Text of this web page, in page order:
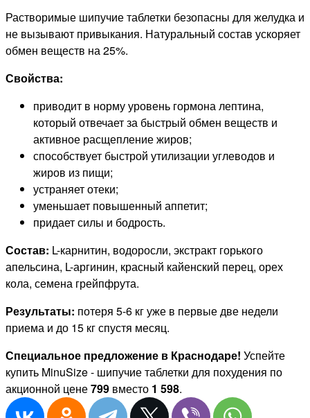
Растворимые шипучие таблетки безопасны для желудка и
не вызывают привыкания. Натуральный состав ускоряет
обмен веществ на 25%.
Свойства:
приводит в норму уровень гормона лептина,
который отвечает за быстрый обмен веществ и
активное расщепление жиров;
способствует быстрой утилизации углеводов и
жиров из пищи;
устраняет отеки;
уменьшает повышенный аппетит;
придает силы и бодрость.
Состав: L-карнитин, водоросли, экстракт горького
апельсина, L-аргинин, красный кайенский перец, орех
кола, семена грейпфрута.
Результаты: потеря 5-6 кг уже в первые две недели
приема и до 15 кг спустя месяц.
Специальное предложение в Краснодаре! Успейте
купить MinuSize - шипучие таблетки для похудения по
акционной цене799 вместо 1 598.